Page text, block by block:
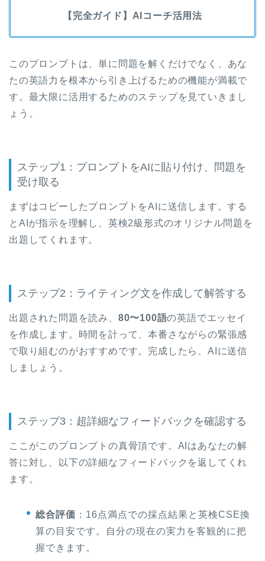
【完全ガイド】AIコーチ活用法
このプロンプトは、単に問題を解くだけでなく、あな
たの英語力を根本から引き上げるための機能が満載で
す。最大限に活用するためのステップを見ていきまし
ょう。
ステップ1：プロンプトをAIに貼り付け、問題を
受け取る
まずはコピーしたプロンプトをAIに送信します。する
とAIが指示を理解し、英検2級形式のオリジナル問題を
出題してくれます。
ステップ2：ライティング文を作成して解答する
出題された問題を読み、 80〜100語の英語でエッセイ
を作成します。時間を計って、本番さながらの緊張感
で取り組むのがおすすめです。完成したら、AIに送信
しましょう。
ステップ3：超詳細なフィードバックを確認する
ここがこのプロンプトの真骨頂です。AIはあなたの解
答に対し、以下の詳細なフィードバックを返してくれ
ます。
総合評価 ：16点満点での採点結果と英検CSE換
算の目安です。自分の現在の実力を客観的に把
握できます。